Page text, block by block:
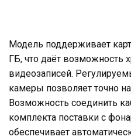
Модель поддерживает
ГБ, что даёт возможность
видеозаписей.
камеры позволяет точно
Возможность соединить
комплекта поставки с
обеспечивает